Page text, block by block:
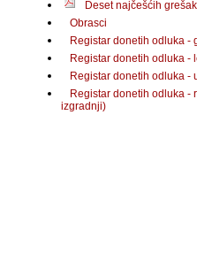
Deset najčešćih
Obrasci
Registar donetih odluka -
Registar donetih odluka -
Registar donetih odluka -
Registar donetih odluka -
izgradnji)